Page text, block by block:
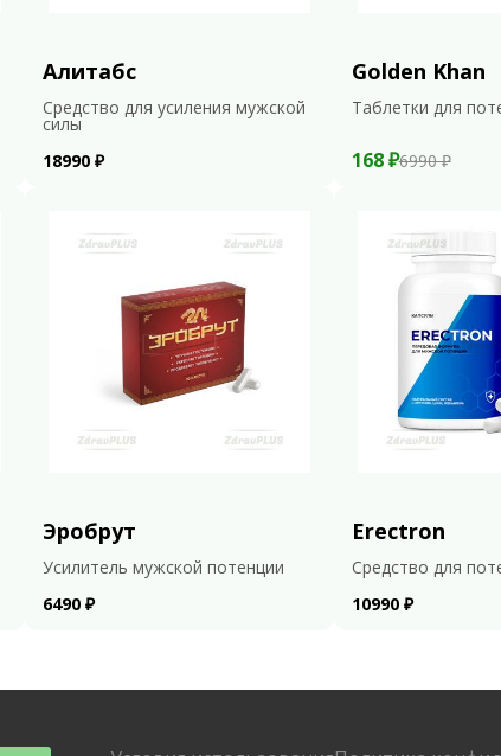
Алитабс
Средство для усиления мужской
силы
18990 ₽
Golden Khan
Таблетки для
168 ₽6990 ₽
Эробрут
Усилитель мужской потенции
6490 ₽
Erectron
Средство для
10990 ₽